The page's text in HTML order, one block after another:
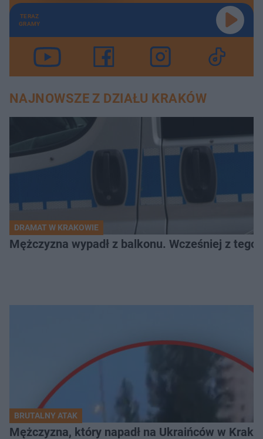
TERAZ
GRAMY
NAJNOWSZE Z DZIAŁU KRAKÓW
DRAMAT W KRAKOWIE
Mężczyzna wypadł z balkonu. Wcześniej z
BRUTALNY ATAK
Mężczyzna, który napadł na Ukraińców w